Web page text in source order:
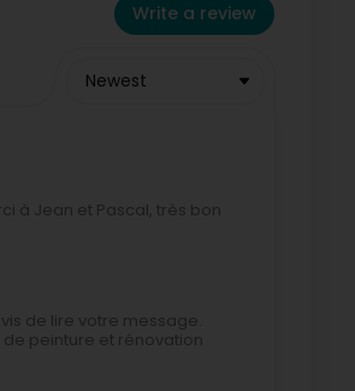
Write a review
Newest
à Jean et Pascal, très bon
de lire votre message.
peinture et rénovation